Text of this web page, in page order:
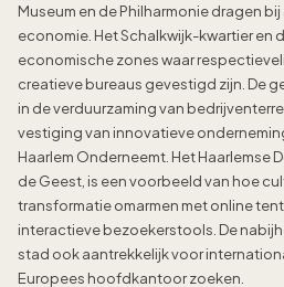
Museum en de Philharmonie dragen
economie. Het Schalkwijk-kwartier en
economische zones waar
creatieve bureaus gevestigd zijn. De
in de verduurzaming van
vestiging van innovatieve
Haarlem Onderneemt. Het Haarlemse
de Geest, is een voorbeeld van hoe
transformatie omarmen met online
interactieve bezoekerstools. De
stad ook aantrekkelijk voor
Europees hoofdkantoor zoeken.